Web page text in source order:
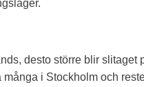
desto större blir slitaget
i Stockholm och